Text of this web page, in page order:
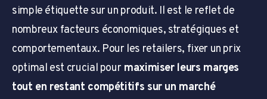
simple étiquette sur un produit. Il est le reflet de
nombreux facteurs économiques, stratégiques et
comportementaux. Pour les retailers, fixer un prix
optimal est crucial pour maximiser leurs marges
tout en restant compétitifs sur un marché